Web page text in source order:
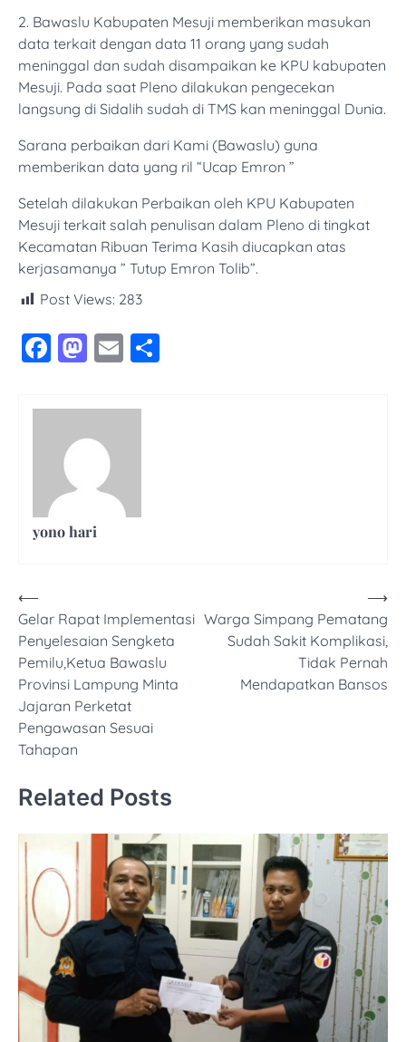
2. Bawaslu Kabupaten Mesuji memberikan masukan
data terkait dengan data 11 orang yang sudah
meninggal dan sudah disampaikan ke KPU kabupaten
Mesuji. Pada saat Pleno dilakukan pengecekan
langsung di Sidalih sudah di TMS kan meninggal Dunia.
Sarana perbaikan dari Kami (Bawaslu) guna
memberikan data yang ril “Ucap Emron ”
Setelah dilakukan Perbaikan oleh KPU Kabupaten
Mesuji terkait salah penulisan dalam Pleno di tingkat
Kecamatan Ribuan Terima Kasih diucapkan atas
kerjasamanya ” Tutup Emron Tolib”.
Post Views: 283
Facebook
Mastodon
Email
yono hari
Navigasi
pos
⟵
Gelar Rapat Implementasi
Penyelesaian Sengketa
Pemilu,Ketua Bawaslu
Provinsi Lampung Minta
Jajaran Perketat
Pengawasan Sesuai
Tahapan
Warga Simpang Pematang
Sudah Sakit Komplikasi,
Tidak Pernah
Mendapatkan Bansos
⟶
Related Posts